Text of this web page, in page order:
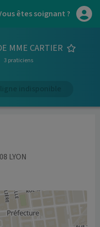
êtes soignant ?
MME CARTIER
3 praticiens
LYON